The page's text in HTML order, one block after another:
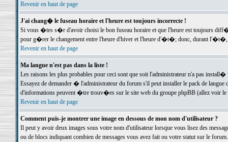
Revenir en haut de page
J'ai chang� le fuseau horaire et l'heure est toujours incorrecte !
Si vous �tes s�r d'avoir choisi le bon fuseau horaire et que l'heure est toujours
pour g�rer le changement entre l'heure d'hiver et l'heure d'�t�; donc, durant
Revenir en haut de page
Ma langue n'est pas dans la liste !
Les raisons les plus probables pour ceci sont que soit l'administrateur n'a pas
Essayez de demander � l'administrateur du forum s'il peut installer le pack de
d'informations peuvent �tre trouv�es sur le site web du groupe phpBB (allez voir le
Revenir en haut de page
Comment puis-je montrer une image en dessous de mon nom d'utilisateur ?
Il peut y avoir deux images sous votre nom d'utilisateur lorsque vous lisez des
ou de blocs indiquant combien de messages vous avez fait ou votre statut sur le